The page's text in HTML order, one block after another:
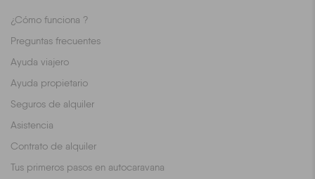
¿Cómo funciona ?
Preguntas frecuentes
Ayuda viajero
Ayuda propietario
Seguros de alquiler
Asistencia
Contrato de alquiler
Tus primeros pasos en autocaravana